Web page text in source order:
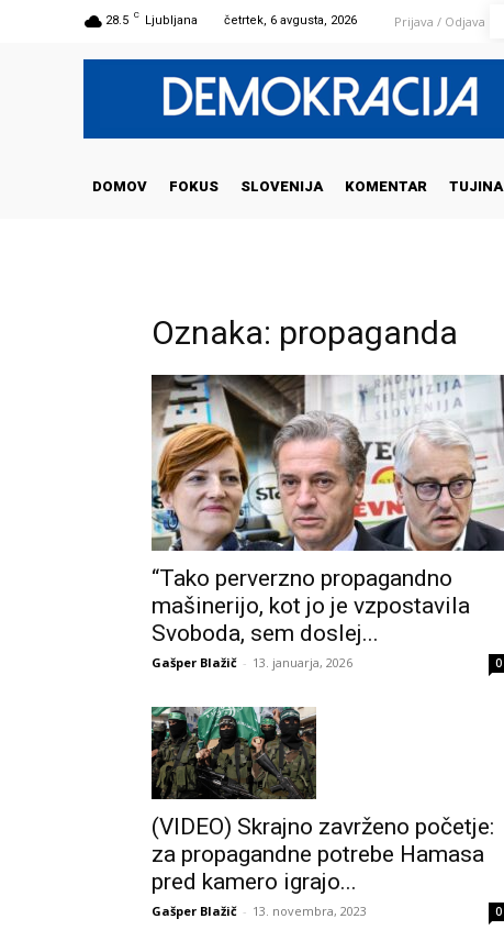
28.5 C Ljubljana četrtek, 6 avgusta, 2026 Prijava / Odjava
DOMOV FOKUS SLOVENIJA KOMENTAR TUJINA
Oznaka: propaganda
“Tako perverzno propagandno
mašinerijo, kot jo je vzpostavila
Svoboda, sem doslej...
Gašper Blažič - 13. januarja, 2026 0
(VIDEO) Skrajno zavrženo početje:
za propagandne potrebe Hamasa
pred kamero igrajo...
Gašper Blažič - 13. novembra, 2023 0